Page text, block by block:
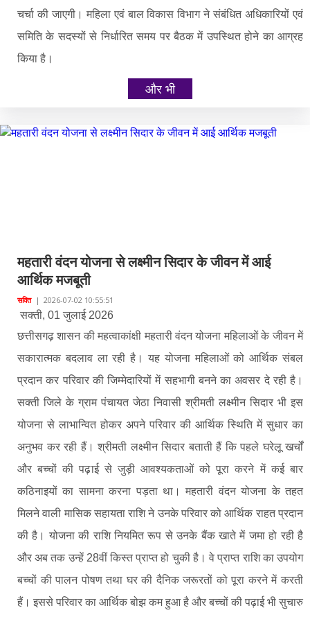
चर्चा की जाएगी। महिला एवं बाल विकास विभाग ने संबंधित अधिकारियों एवं
समिति के सदस्यों से निर्धारित समय पर बैठक में उपस्थित होने का आग्रह
किया है।
और भी
महतारी वंदन योजना से लक्ष्मीन सिदार के जीवन में आई
आर्थिक मजबूती
सक्ति| 2026-07-02 10:55:51
सक्ती, 01 जुलाई 2026
छत्तीसगढ़ शासन की महत्वाकांक्षी महतारी वंदन योजना महिलाओं के जीवन में
सकारात्मक बदलाव ला रही है। यह योजना महिलाओं को आर्थिक संबल
प्रदान कर परिवार की जिम्मेदारियों में सहभागी बनने का अवसर दे रही है।
सक्ती जिले के ग्राम पंचायत जेठा निवासी श्रीमती लक्ष्मीन सिदार भी इस
योजना से लाभान्वित होकर अपने परिवार की आर्थिक स्थिति में सुधार का
अनुभव कर रही हैं। श्रीमती लक्ष्मीन सिदार बताती हैं कि पहले घरेलू खर्चों
और बच्चों की पढ़ाई से जुड़ी आवश्यकताओं को पूरा करने में कई बार
कठिनाइयों का सामना करना पड़ता था। महतारी वंदन योजना के तहत
मिलने वाली मासिक सहायता राशि ने उनके परिवार को आर्थिक राहत प्रदान
की है। योजना की राशि नियमित रूप से उनके बैंक खाते में जमा हो रही है
और अब तक उन्हें 28वीं किस्त प्राप्त हो चुकी है। वे प्राप्त राशि का उपयोग
बच्चों की पालन पोषण तथा घर की दैनिक जरूरतों को पूरा करने में करती
हैं। इससे परिवार का आर्थिक बोझ कम हुआ है और बच्चों की पढ़ाई भी सुचारु